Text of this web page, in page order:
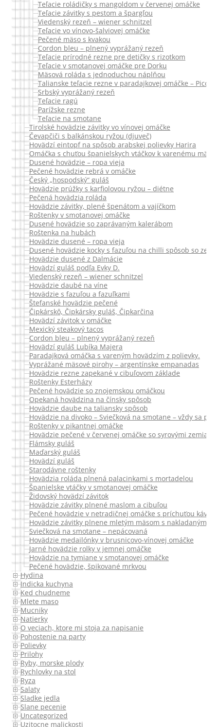
Teľacie roládičky s mangoldom v červenej omáčke
Teľacie závitky s pestom a špargľou
Viedenský rezeň – wiener schnitzel
Teľacie vo vínovo-šalviovej omáčke
Pečené mäso s kvakou
Cordon bleu – plnený vyprážaný rezeň
Teľacie prírodné rezne pre detičky s rizotkom
Teľacie v smotanovej omáčke pre Dorku
Mäsová roláda s jednoduchou náplňou
Talianske teľacie rezne v paradajkovej omáčke –
Srbský vyprážaný rezeň
Teľacie ragú
Parížske rezne
Teľacie na smotane
Tirolské hovädzie závitky vo vínovej omáčke
Čevapčiči s balkánskou ryžou (djuveč)
Hovädzí eintopf na spôsob arabskej polievky Harira
Omáčka s chuťou španielskych vtáčkov k varenému
Dusené hovädzie – ropa vieja
Pečené hovädzie rebrá v omáčke
Český „hospodský“ guláš
Hovädzie prúžky s karfiolovou ryžou – diétne
Pečená hovädzia roláda
Hovädzie závitky, plené špenátom a vajíčkom
Roštenky v smotanovej omáčke
Dusené hovädzie so zaprávaným kalerábom
Roštenka na hubách
Hovädzie dusené – ropa vieja
Dusené hovädzie kocky s fazuľou na chilli spôsob so
Hovädzie dusené z Dalmácie
Hovädzí guláš podľa Evky D.
Viedenský rezeň – wiener schnitzel
Hovädzie daubé na víne
Hovädzie s fazuľou a fazuľkami
Štefanské hovädzie pečené
Čipkárskô, Čipkársky guláš, Čipkarčina
Hovädzí závitok v omáčke
Mexický steakový tacos
Cordon bleu – plnený vyprážaný rezeň
Hovädzí guláš Lubíka Majera
Paradajková omáčka s vareným hovädzím z polievky.
Vyprážané mäsové pirohy – argentínske empanadas
Hovädzie rezne zapekané v cibuľovom základe
Roštenky Esterházy
Pečené hovädzie so znojemskou omáčkou
Opekaná hovädzina na čínsky spôsob
Hovädzie daube na taliansky spôsob
Hovädzie na divoko – Sviečková na smotane – vždy sa
Roštenky v pikantnej omáčke
Hovädzie pečené v červenej omáčke so syrovými
Flámsky guláš
Maďarský guláš
Hovädzí guláš
Starodávne roštenky
Hovädzia roláda plnená palacinkami s mortadelou
Španielske vtáčky v smotanovej omáčke
Židovský hovädzí závitok
Hovädzie závitky plnené maslom a cibuľou
Pečené hovädzie v netradičnej omáčke s príchuťou kávy
Hovädzie závitky plnene mletým mäsom s nakladaným
Sviečková na smotane – nepácovaná
Hovädzie medailónky v brusnicovo-vínovej omáčke
Jarné hovädzie rolky v jemnej omáčke
Hovädzie na tymiane v smotanovej omáčke
Pečené hovädzie, špikované mrkvou
Hydina
Indicka kuchyna
Ked chudneme
Mlete maso
Mucniky
Natierky
O veciach, ktore mi stoja za napisanie
Pohostenie na party
Polievky
Prilohy
Ryby, morske plody
Rychlovky na stol
Ryza
Salaty
Sladke jedla
Slane pecenie
Uncategorized
Uzitocne malickosti